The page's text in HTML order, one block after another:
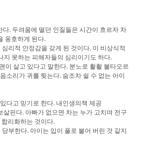
. 두려움에 떨던 인질들은 시간이 흐르자 차
옹호하게 된다.
리적 안정감을 갖게 된 것이다. 이 비상식적
지 못하는 피해자들의 심리이기도 하다.
이 살고 있다고 말한다. 분노로 활활 불타오르
소리가 귀를 찢는다. 숨조차 쉴 수 없는 아이
다고 믿기로 한다. 내인생의책 제공
핀다. 아빠가 없으면 차는 누가 고치며 전구
리화하는 것이다.
부한다. 아이는 입이 풀로 붙어 버린 것 같지